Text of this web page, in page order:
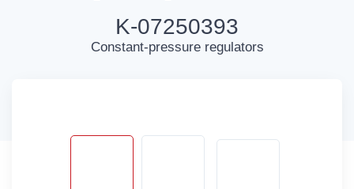
K-07250393
Constant-pressure regulators